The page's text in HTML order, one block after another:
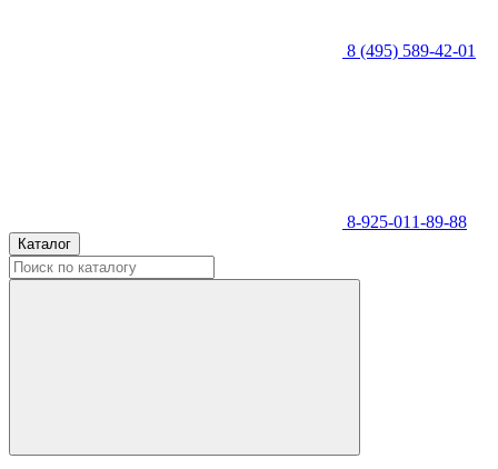
8 (495) 589-42-01
8-925-011-89-88
Каталог